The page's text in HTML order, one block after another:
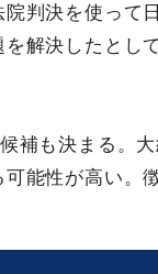
判決を使って
解決したとし
補も決まる。
能性が高い。